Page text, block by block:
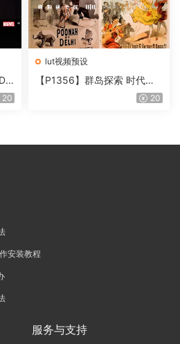
20
lut视频预设
【P1356】群岛探索 时代马
戏团 – QUEST 60 调色预设A
20
安装教程
服务与支持